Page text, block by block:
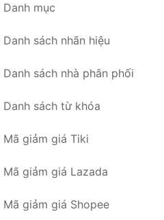
Danh mục
Danh sách nhãn hiệu
Danh sách nhà phân phối
Danh sách từ khóa
Mã giảm giá Tiki
Mã giảm giá Lazada
Mã giảm giá Shopee